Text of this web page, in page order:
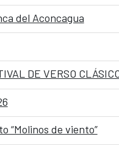
del Aconcagua
DE VERSO
“Molinos de viento”